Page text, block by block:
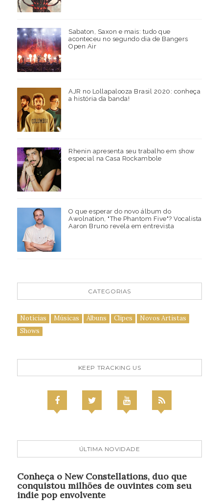
Sabaton, Saxon e mais: tudo que
aconteceu no segundo dia de Bangers
Open Air
AJR no Lollapalooza Brasil 2020: conheça
a história da banda!
Rhenin apresenta seu trabalho em show
especial na Casa Rockambole
O que esperar do novo álbum do
Awolnation, "The Phantom Five"? Vocalista
Aaron Bruno revela em entrevista
CATEGORIAS
Notícias Músicas Álbuns Clipes
Novos Artistas
Shows
KEEP TRACKING US
ÚLTIMA NOVIDADE
Conheça o New Constellations, duo que
conquistou milhões de ouvintes com seu
indie pop envolvente